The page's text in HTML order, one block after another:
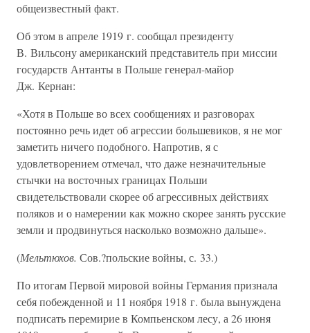
общеизвестный факт.
Об этом в апреле 1919 г. сообщал президенту
В. Вильсону американский представитель при миссии
государств Антанты в Польше генерал-майор
Дж. Кернан:
«Хотя в Польше во всех сообщениях и разговорах
постоянно речь идет об агрессии большевиков, я не мог
заметить ничего подобного. Напротив, я с
удовлетворением отмечал, что даже незначительные
стычки на восточных границах Польши
свидетельствовали скорее об агрессивных действиях
поляков и о намерении как можно скорее занять русские
земли и продвинуться насколько возможно дальше».
(Мельтюхов. Сов.?польские войны, с. 33.)
По итогам Первой мировой войны Германия признала
себя побежденной и 11 ноября 1918 г. была вынуждена
подписать перемирие в Компьенском лесу, а 26 июня